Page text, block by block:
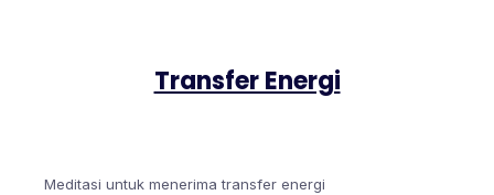
Transfer Energi
Meditasi untuk menerima transfer energi